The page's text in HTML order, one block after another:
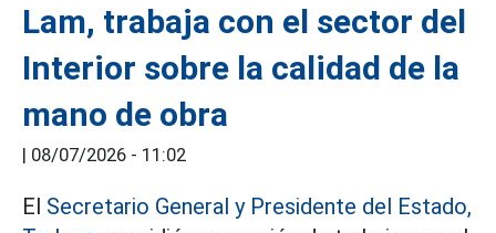
Lam, trabaja con el sector del
Interior sobre la calidad de la
mano de obra
| 08/07/2026 - 11:02
El Secretario General y Presidente del Estado,